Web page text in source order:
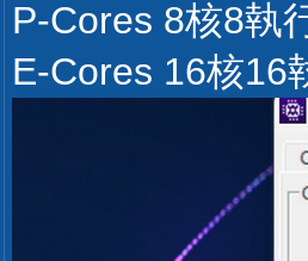
P-Cores 8核8執
E-Cores 16核16